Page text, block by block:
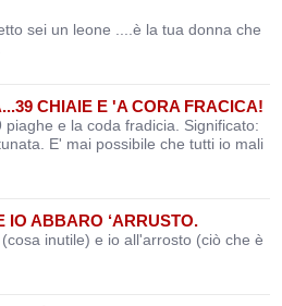
sei un leone ....è la tua donna che
CHIAIE E 'A CORA FRACICA!
e la coda fradicia. Significato:
E' mai possibile che tutti io mali
IO ABBARO ‘ARRUSTO.
inutile) e io all'arrosto (ciò che è